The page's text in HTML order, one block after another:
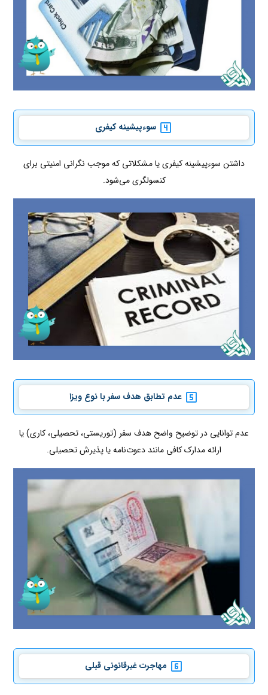
سوءپیشینه کیفری
داشتن سوءپیشینه کیفری یا مشکلاتی که موجب نگرانی امنیتی برای
کنسولگری می‌شود.
عدم تطابق هدف سفر با نوع ویزا
عدم توانایی در توضیح واضح هدف سفر (توریستی، تحصیلی، کاری) یا
ارائه مدارک کافی مانند دعوت‌نامه یا پذیرش تحصیلی.
مهاجرت غیرقانونی قبلی